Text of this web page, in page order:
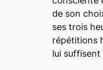
de son
ses trois
répétitions
lui